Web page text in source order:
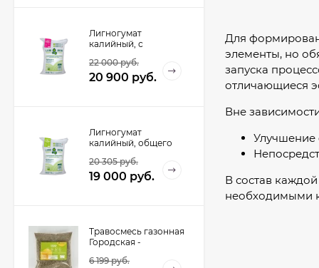
Для
элементы, но
запуска
отличающиеся
Вне
Улучшение
В состав
необходимыми
Лигногумат
калийный, с
Марка АМ, 20 кг.
22 000руб.
20 900 руб.
Лигногумат
калийный, общего
А, 20кг.
20 305руб.
19 000 руб.
Травосмесь газонная
Городская -
6 199руб.